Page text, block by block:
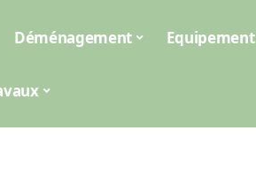
Déménagement Equipement